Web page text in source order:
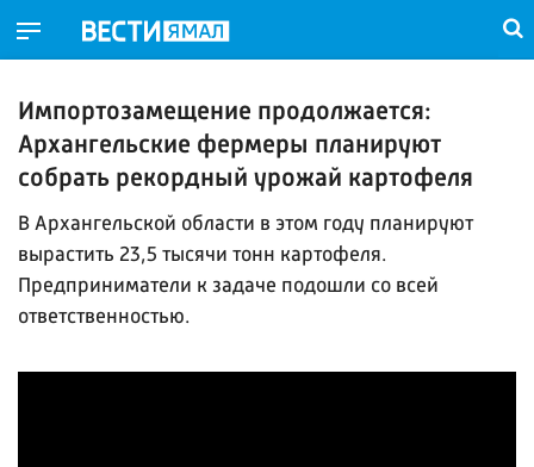
Импортозамещение продолжается:
Архангельские фермеры планируют
собрать рекордный урожай картофеля
В Архангельской области в этом году планируют
вырастить 23,5 тысячи тонн картофеля.
Предприниматели к задаче подошли со всей
ответственностью.